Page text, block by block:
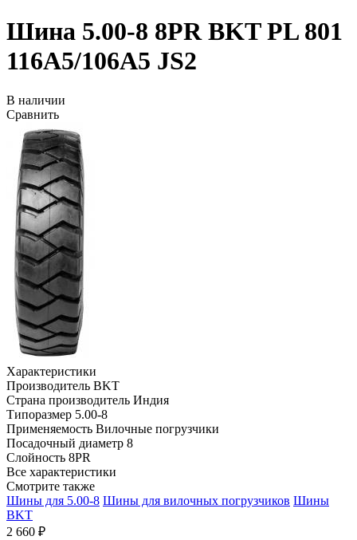
Шина 5.00-8 8PR BKT PL 801
116A5/106A5 JS2
В наличии
Сравнить
Характеристики
Производитель BKT
Страна производитель Индия
Типоразмер 5.00-8
Применяемость Вилочные погрузчики
Посадочный диаметр 8
Слойность 8PR
Все характеристики
Смотрите также
Шины для 5.00-8 Шины для вилочных погрузчиков Шины
BKT
2 660 ₽